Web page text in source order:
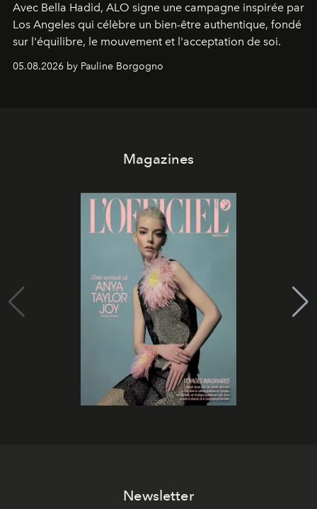
Avec Bella Hadid, ALO signe une campagne inspirée par
Los Angeles qui célèbre un bien-être authentique, fondé
sur l'équilibre, le mouvement et l'acceptation de soi.
05.08.2026 by Pauline Borgogno
Magazines
Newsletter